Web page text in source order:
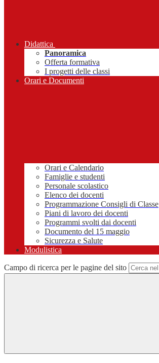
Didattica
Panoramica
Offerta formativa
I progetti delle classi
Orari e Documenti
Orari e Calendario
Famiglie e studenti
Personale scolastico
Elenco dei docenti
Programmazione Consigli di Classe
Piani di lavoro dei docenti
Programmi svolti dai docenti
Documento del 15 maggio
Sicurezza e Salute
Modulistica
Campo di ricerca per le pagine del sito